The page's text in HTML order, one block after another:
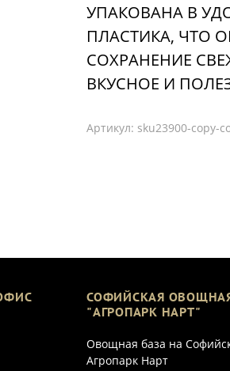
УПАКОВАНА В
ПЛАСТИКА, ЧТО
СОХРАНЕНИЕ
ВКУСНОЕ И
Артикул: sku23900-copy-
СОФИЙСКАЯ
"АГРОПАРК НАРТ"
Овощная база на
Агропарк Нарт